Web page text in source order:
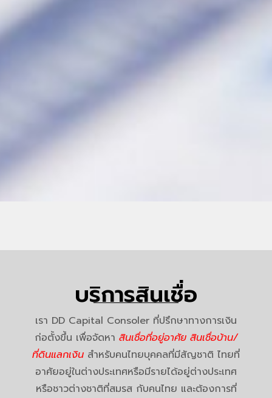
บริการสินเชื่อ
เรา DD Capital Consoler ที่ปรึกษาทางการเงิน
ก่อตั้งขึ้น เพื่อจัดหา สินเชื่อที่อยู่อาศัย สินเชื่อบ้าน/
ที่ดินแลกเงิน สำหรับคนไทยบุคคลที่มีสัญชาติ ไทยที่
อาศัยอยู่ในต่างประเทศหรือมีรายได้อยู่ต่างประเทศ
หรือชาวต่างชาติที่สมรส กับคนไทย และต้องการที่